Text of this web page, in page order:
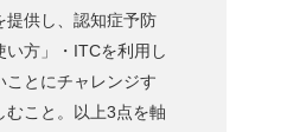
提供し、認知症予防
方」・ITCを利用し
ことにチャレンジす
むこと。以上3点を軸